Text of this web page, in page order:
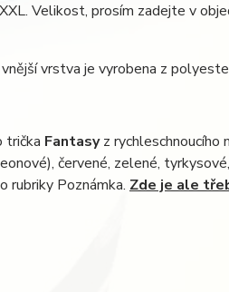
Velikost, prosím zadejte v
vrstva je vyrobena z
trička Fantasyz rychleschnoucího
červené, zelené,
rubriky Poznámka. Zde je ale